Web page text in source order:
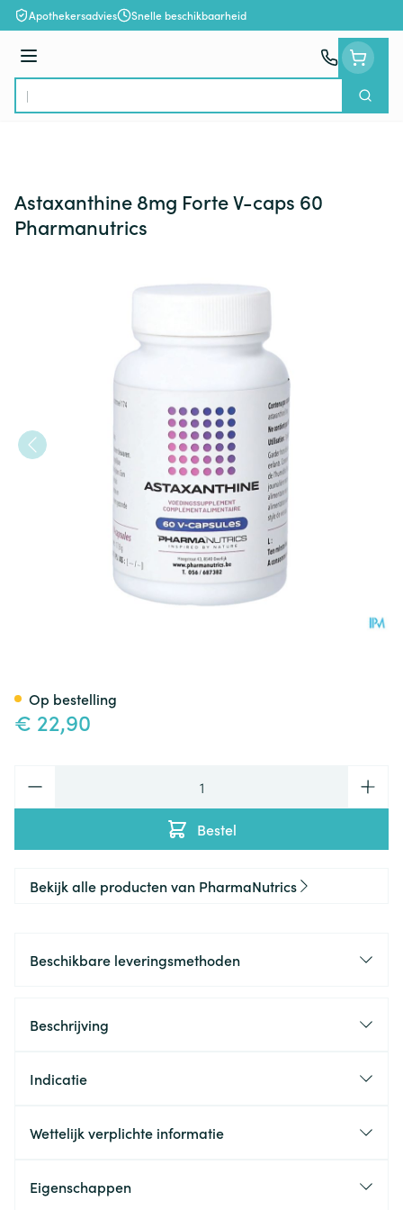
Ga naar de inhoud
Apothekersadvies Snelle beschikbaarheid
Menu
Product, merk, categorie...
Zoek
Astaxanthine 8mg Forte V-caps 60
Pharmanutrics
€ 22,90
Bestel
Op bestelling
Bekijk alle producten van PharmaNutrics
Beschikbare leveringsmethoden
Beschrijving
Indicatie
Wettelijk verplichte informatie
Eigenschappen